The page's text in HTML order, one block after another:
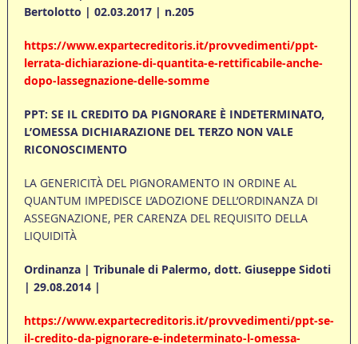
Bertolotto | 02.03.2017 | n.205
https://www.expartecreditoris.it/provvedimenti/ppt-
lerrata-dichiarazione-di-quantita-e-rettificabile-anche-
dopo-lassegnazione-delle-somme
PPT: SE IL CREDITO DA PIGNORARE È INDETERMINATO,
L’OMESSA DICHIARAZIONE DEL TERZO NON VALE
RICONOSCIMENTO
LA GENERICITÀ DEL PIGNORAMENTO IN ORDINE AL
QUANTUM IMPEDISCE L’ADOZIONE DELL’ORDINANZA DI
ASSEGNAZIONE, PER CARENZA DEL REQUISITO DELLA
LIQUIDITÀ
Ordinanza | Tribunale di Palermo, dott. Giuseppe Sidoti
| 29.08.2014 |
https://www.expartecreditoris.it/provvedimenti/ppt-se-
il-credito-da-pignorare-e-indeterminato-l-omessa-